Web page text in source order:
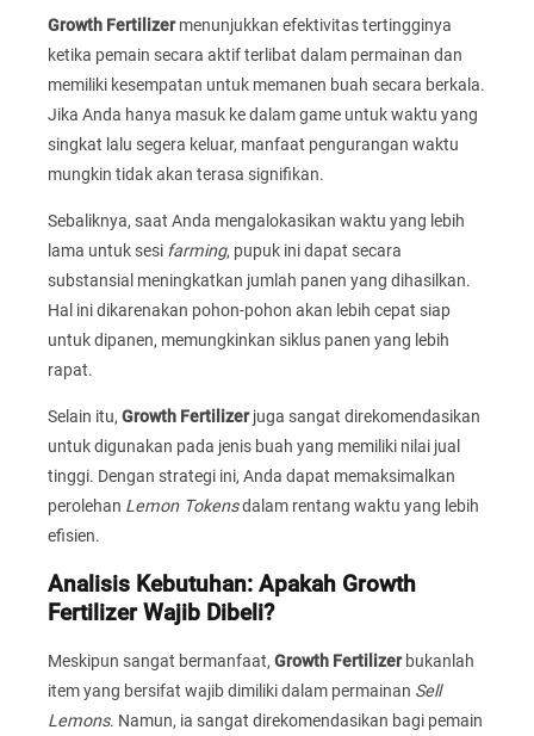
Growth Fertilizermenunjukkan efektivitas tertingginya
ketika pemain secara aktif terlibat dalam permainan dan
memiliki kesempatan untuk memanen buah secara berkala.
Jika Anda hanya masuk ke dalam game untuk waktu yang
singkat lalu segera keluar, manfaat pengurangan waktu
mungkin tidak akan terasa signifikan.
Sebaliknya, saat Anda mengalokasikan waktu yang lebih
lama untuk sesi farming, pupuk ini dapat secara
substansial meningkatkan jumlah panen yang dihasilkan.
Hal ini dikarenakan pohon-pohon akan lebih cepat siap
untuk dipanen, memungkinkan siklus panen yang lebih
rapat.
Selain itu, Growth Fertilizerjuga sangat direkomendasikan
untuk digunakan pada jenis buah yang memiliki nilai jual
tinggi. Dengan strategi ini, Anda dapat memaksimalkan
perolehan Lemon Tokensdalam rentang waktu yang lebih
efisien.
Analisis Kebutuhan: Apakah Growth
Fertilizer Wajib Dibeli?
Meskipun sangat bermanfaat, Growth Fertilizerbukanlah
item yang bersifat wajib dimiliki dalam permainan Sell
Lemons. Namun, ia sangat direkomendasikan bagi pemain